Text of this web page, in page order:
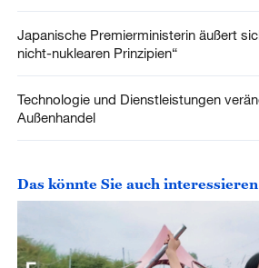
Japanische Premierministerin äußert
nicht-nuklearen Prinzipien“
Technologie und Dienstleistungen
Außenhandel
Das könnte Sie auch interessieren